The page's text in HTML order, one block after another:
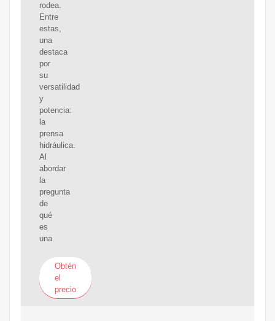
rodea.
Entre
estas,
una
destaca
por
su
versatilidad
y
potencia:
la
prensa
hidráulica.
Al
abordar
la
pregunta
de
qué
es
una
Obtén
el
precio